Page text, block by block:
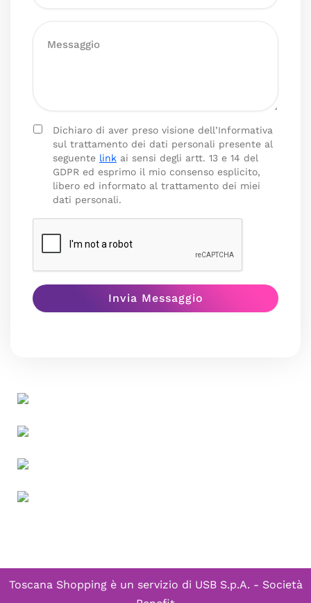
Dichiaro di aver preso visione dell’Informativa
sul trattamento dei dati personali presente al
seguente link ai sensi degli artt. 13 e 14 del
GDPR ed esprimo il mio consenso esplicito,
libero ed informato al trattamento dei miei
dati personali.
Toscana Shopping è un servizio di USB S.p.A. - Società